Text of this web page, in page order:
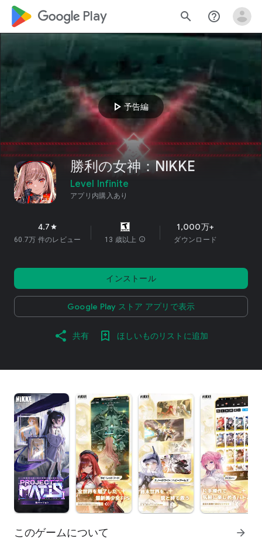
google_logo Play search help_outline
play_arrow 予告編
勝利の女神：NIKKE
Level Infinite
アプリ内購入あり
4.7 star
60.7万 件のレビュー 13 歳以上 info
1,000万+
ダウンロード
インストール
Google Play ストア アプリで表示
共有 ほしいものリストに追加
このゲームについて arrow_forward